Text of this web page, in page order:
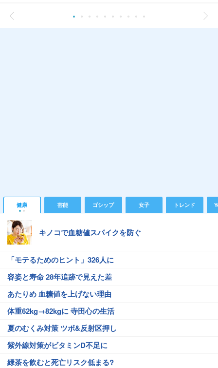
健康 芸能 ゴシップ 女子 トレンド
キノコで血糖値スパイクを防ぐ
「モテるためのヒント」326人に
容姿と寿命 28年追跡で見えた差
あたりめ 血糖値を上げない理由
体重62kg→82kgに 寺田心の生活
夏のむくみ対策 ツボ&反射区押し
紫外線対策がビタミンD不足に
緑茶を飲むと死亡リスク低まる?